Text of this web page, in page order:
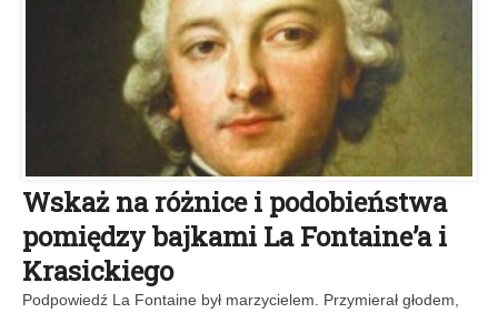
Wskaż na różnice i podobieństwa
pomiędzy bajkami La Fontaine’a i
Krasickiego
Podpowiedź La Fontaine był marzycielem. Przymierał głodem,